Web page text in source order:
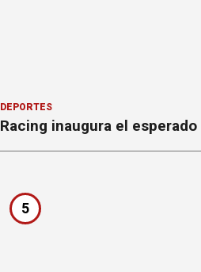
DEPORTES
Racing inaugura el
5